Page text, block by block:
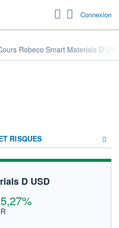
Connexion
Robeco Smart Materials D
RISQUES
FORUM
D USD